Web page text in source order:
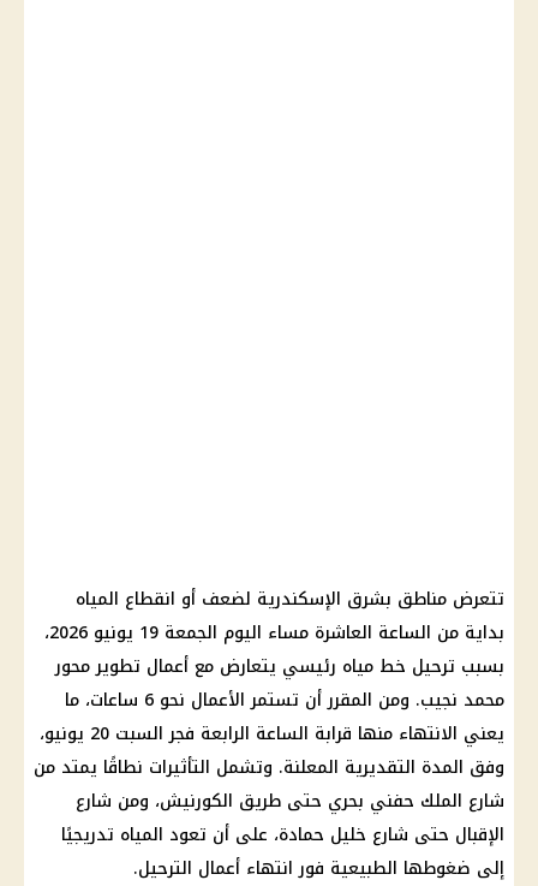
تتعرض مناطق بشرق الإسكندرية لضعف أو انقطاع المياه
بداية من الساعة العاشرة مساء اليوم الجمعة 19 يونيو 2026،
بسبب ترحيل خط مياه رئيسي يتعارض مع أعمال تطوير محور
محمد نجيب. ومن المقرر أن تستمر الأعمال نحو 6 ساعات، ما
يعني الانتهاء منها قرابة الساعة الرابعة فجر السبت 20 يونيو،
وفق المدة التقديرية المعلنة. وتشمل التأثيرات نطاقًا يمتد من
شارع الملك حفني بحري حتى طريق الكورنيش، ومن شارع
الإقبال حتى شارع خليل حمادة، على أن تعود المياه تدريجيًا
إلى ضغوطها الطبيعية فور انتهاء أعمال الترحيل.